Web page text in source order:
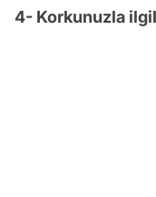
4- Korkunuzla